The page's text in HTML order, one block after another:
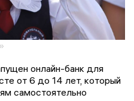
онлайн-банк для
от 6 до 14 лет, который
самостоятельно